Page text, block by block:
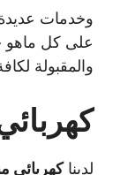
وخدمات
على كل ماهو
والمقبولة
لديناكهربائي